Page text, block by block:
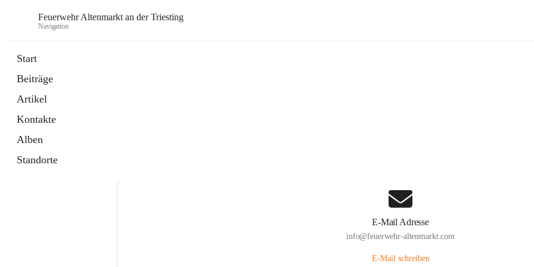
Feuerwehr Altenmarkt an der Triesting
Navigation
Start
Beiträge
Artikel
Kontakte
Alben
Standorte
E-Mail Adresse
info@feuerwehr-altenmarkt.com
E-Mail schreiben